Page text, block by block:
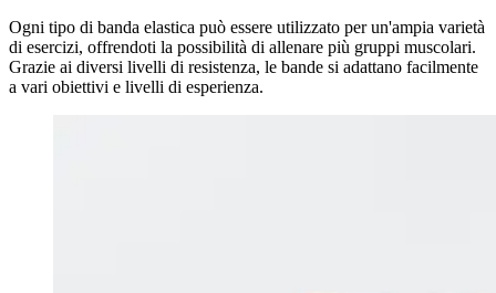
Ogni tipo di banda elastica può essere utilizzato per un'ampia varietà
di esercizi, offrendoti la possibilità di allenare più gruppi muscolari.
Grazie ai diversi livelli di resistenza, le bande si adattano facilmente
a vari obiettivi e livelli di esperienza.